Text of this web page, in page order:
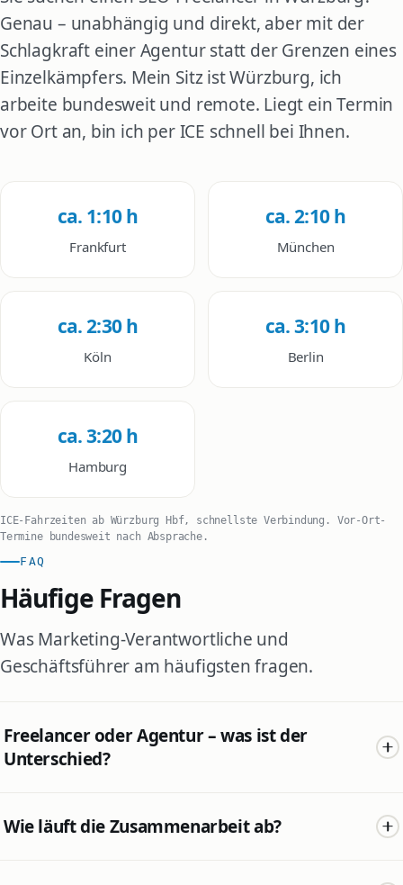
Genau – unabhängig und direkt, aber mit der
Schlagkraft einer Agentur statt der Grenzen eines
Einzelkämpfers. Mein Sitz ist Würzburg, ich
arbeite bundesweit und remote. Liegt ein Termin
vor Ort an, bin ich per ICE schnell bei Ihnen.
ca. 1:10 h
Frankfurt
ca. 2:10 h
München
ca. 2:30 h
Köln
ca. 3:10 h
Berlin
ca. 3:20 h
Hamburg
ICE-Fahrzeiten ab Würzburg Hbf, schnellste Verbindung. Vor-Ort-
Termine bundesweit nach Absprache.
FAQ
Häufige Fragen
Was Marketing-Verantwortliche und
Geschäftsführer am häufigsten fragen.
Freelancer oder Agentur – was ist der
Unterschied?
Nachteile: Sie arbeiten direkt mit einem Senior, nicht mit
Wie läuft die Zusammenarbeit ab?